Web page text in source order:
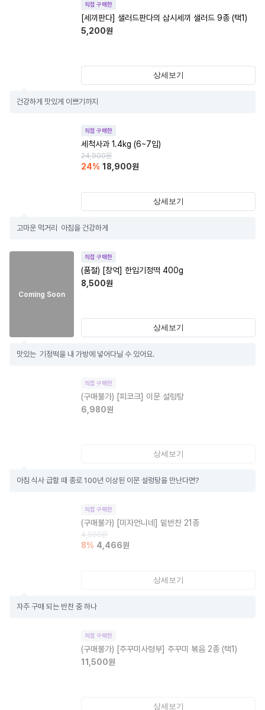
직접 구매한
[세끼판다] 샐러드판다의 삼시세끼 샐러드 9종 (택1)
5,200원
상세보기
건강하게 맛있게 이쁘기까지
직접 구매한
세척사과 1.4kg (6~7입)
24,900원
24% 18,900원
상세보기
고마운 먹거리  아침을 건강하게
Coming Soon
직접 구매한
(품절) [창억] 한입기정떡 400g
8,500원
상세보기
맛있는  기정떡을 내 가방에 넣어다닐 수 있어요.
직접 구매한
(구매불가) [피코크] 이문 설렁탕
6,980원
상세보기
아침 식사 급할 때 종로 100년 이상된 이문 설렁탕을 만난다면?
직접 구매한
(구매불가) [미자언니네] 밑반찬 21종
4,900원
8% 4,466원
상세보기
자주 구매 되는 반찬 중 하나
직접 구매한
(구매불가) [주꾸미사령부] 주꾸미 볶음 2종 (택1)
11,500원
상세보기